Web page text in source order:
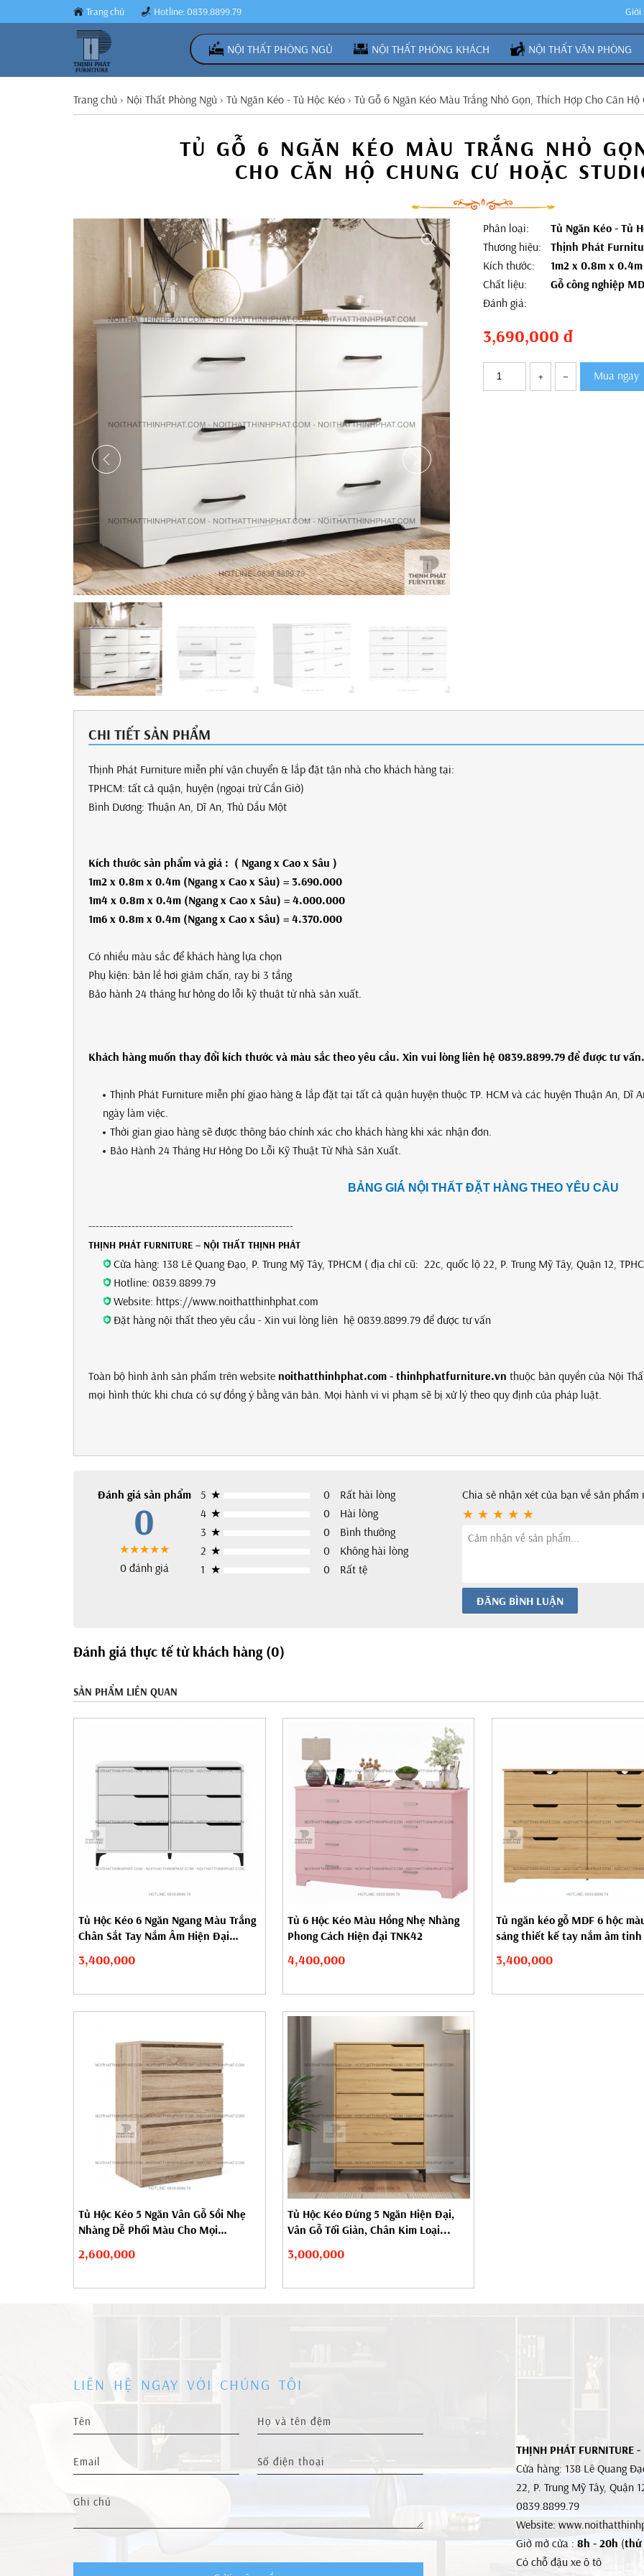
Trang chủ Hotline: 0839.8899.79 Giới
NỘI THẤT PHÒNG NGỦ NỘI THẤT PHÒNG KHÁCH NỘI THẤT VĂN PHÒNG
Trang chủ › Nội Thất Phòng Ngủ › Tủ Ngăn Kéo - Tủ Hộc Kéo › Tủ Gỗ 6 Ngăn Kéo Màu Trắng Nhỏ Gọn, Thích Hợp Cho Căn Hộ
TỦ GỖ 6 NGĂN KÉO MÀU TRẮNG NHỎ
CHO CĂN HỘ CHUNG CƯ HOẶC
Phân loại: Tủ Ngăn Kéo - Tủ
Thương hiệu:
Thịnh Phát
Kích thước:
1m2 x 0.8m x 0.4m
Chất liệu:
Gỗ công nghiệp
Đánh giá:
3,690,000 đ
+ – Mua ngay
CHI TIẾT SẢN PHẨM
Thịnh Phát Furniture miễn phí vận chuyển & lắp đặt tận nhà cho khách hàng tại:
TPHCM: tất cả quận, huyện (ngoại trừ Cần
Bình Dương: Thuận An, Dĩ An, Thủ Dầu
Kích thước sản phẩm và giá : ( Ngang x Cao x Sâu )
1m2 x 0.8m x 0.4m (Ngang x Cao x Sâu) = 3.690.000
1m4 x 0.8m x 0.4m (Ngang x Cao x Sâu) = 4.000.000
1m6 x 0.8m x 0.4m (Ngang x Cao x Sâu) = 4.370.000
Có nhiều màu sắc để khách hàng lựa chọn
Phụ kiện: bản lề hơi giảm chấn, ray bi 3 tầng
Bảo hành 24 tháng hư hỏng do lỗi kỹ thuật từ nhà sản xuất.
Khách hàng muốn thay đổi kích thước và màu sắc theo yêu cầu. Xin vui lòng liên hệ 0839.8899.79 để được tư vấn.
Thịnh Phát Furniture miễn phí giao hàng & lắp đặt tại tất cả quận huyện thuộc TP. HCM và các huyện Thuận An, Dĩ
ngày làm việc.
Thời gian giao hàng sẽ được thông báo chính xác cho khách hàng khi xác nhận đơn.
Bảo Hành 24 Tháng Hư Hỏng Do Lỗi Kỹ Thuật Từ Nhà Sản Xuất.
BẢNG GIÁ NỘI THẤT ĐẶT HÀNG THEO YÊU CẦU
---------------------------------------------------------
THỊNH PHÁT FURNITURE – NỘI THẤT THỊNH PHÁT
Cửa hàng: 138 Lê Quang Đạo, P. Trung Mỹ Tây, TPHCM ( địa chỉ cũ: 22c, quốc lộ 22, P. Trung Mỹ Tây, Quận 12,
Hotline: 0839.8899.79
Website: https://www.noithatthinhphat.com
Đặt hàng nội thất theo yêu cầu - Xin vui lòng liên hệ 0839.8899.79 để được tư vấn
Toàn bộ hình ảnh sản phẩm trên website noithatthinhphat.com - thinhphatfurniture.vn thuộc bản quyền của Nội
mọi hình thức khi chưa có sự đồng ý bằng văn bản. Mọi hành vi vi phạm sẽ bị xử lý theo quy định của pháp luật.
Đánh giá sản phẩm
0
★★★★★
0 đánh giá
5 ★ 0
Rất hài lòng
4 ★ 0
Hài lòng
3 ★ 0
Bình thường
2 ★ 0
Không hài lòng
1 ★ 0 Rất tệ
Chia sẻ nhận xét của bạn về sản phẩm
ĐĂNG BÌNH LUẬN
Đánh giá thực tế từ khách hàng (0)
SẢN PHẨM LIÊN QUAN
Tủ Hộc Kéo 6 Ngăn Ngang Màu Trắng
Chân Sắt Tay Nắm Âm Hiện Đại
3,400,000
Tủ 6 Hộc Kéo Màu Hồng Nhẹ Nhàng
Phong Cách Hiện đại TNK42
4,400,000
Tủ ngăn kéo gỗ MDF 6 hộc
sáng thiết kế tay nắm âm
3,400,000
Tủ Hộc Kéo 5 Ngăn Vân Gỗ Sồi Nhẹ
Nhàng Dễ Phối Màu Cho Mọi
2,600,000
Tủ Hộc Kéo Đứng 5 Ngăn Hiện Đại,
Vân Gỗ Tối Giản, Chân Kim Loại...
3,000,000
LIÊN HỆ NGAY VỚI CHÚNG TÔI
THỊNH PHÁT FURNITURE
Cửa hàng: 138 Lê Quang
22, P. Trung Mỹ Tây, Quận
0839.8899.79
Website:
Giờ mở cửa : 8h - 20h (thứ
Có chỗ đậu xe ô tô